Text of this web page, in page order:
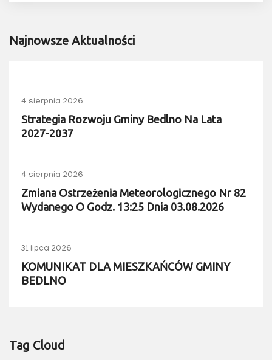
Najnowsze Aktualności
4 sierpnia 2026
Strategia Rozwoju Gminy Bedlno Na Lata
2027-2037
4 sierpnia 2026
Zmiana Ostrzeżenia Meteorologicznego Nr 82
Wydanego O Godz. 13:25 Dnia 03.08.2026
31 lipca 2026
KOMUNIKAT DLA MIESZKAŃCÓW GMINY
BEDLNO
Tag Cloud